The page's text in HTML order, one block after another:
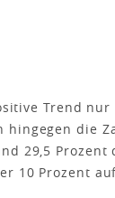
Trend
hingegen die
29,5 Prozent
10 Prozent